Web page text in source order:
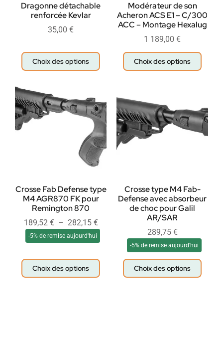
Dragonne détachable
renforcée Kevlar
35,00 €
Choix des options
Modérateur de son
Acheron ACS E1 – C/300
ACC – Montage Hexalug
1 189,00 €
Choix des options
Crosse Fab Defense type
M4 AGR870 FK pour
Remington 870
189,52 € – 282,15 €
-5% de remise aujourd'hui
Choix des options
Crosse type M4 Fab-
Defense avec absorbeur
de choc pour Galil
AR/SAR
289,75 €
-5% de remise aujourd'hui
Choix des options